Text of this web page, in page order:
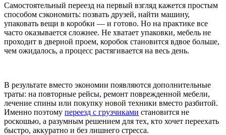
Самостоятельный переезд на первый взгляд кажется простым
способом сэкономить: позвать друзей, найти машину,
упаковать вещи в коробки — и готово. Но на практике все
часто оказывается сложнее. Не хватает упаковки, мебель не
проходит в дверной проем, коробок становится вдвое больше,
чем ожидалось, а процесс растягивается на весь день.
В результате вместо экономии появляются дополнительные
траты: на повторные рейсы, ремонт поврежденной мебели,
лечение спины или покупку новой техники вместо разбитой.
Именно поэтому переезд с грузчиками становится не
роскошью, а разумным решением для тех, кто хочет переехать
быстро, аккуратно и без лишнего стресса.